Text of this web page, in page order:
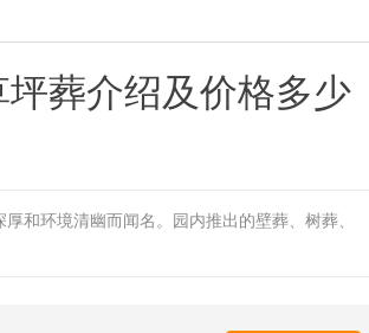
葬介绍及价格多少
和环境清幽而闻名。园内推出的壁葬、树葬、